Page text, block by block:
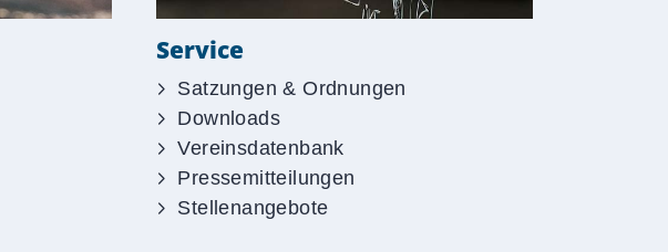
Service
Satzungen & Ordnungen
Downloads
Vereinsdatenbank
Pressemitteilungen
Stellenangebote